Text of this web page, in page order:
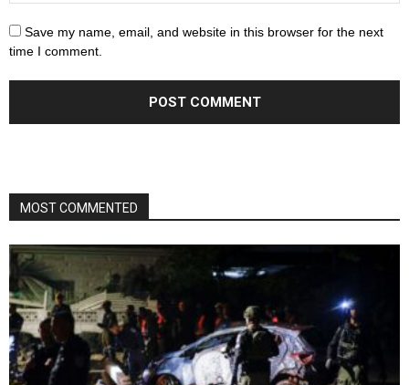
Save my name, email, and website in this browser for the next
time I comment.
MOST COMMENTED